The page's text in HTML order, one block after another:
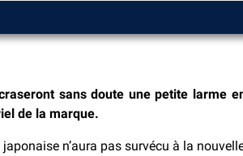
sans doute une petite larme
de la marque.
n’aura pas survécu à la